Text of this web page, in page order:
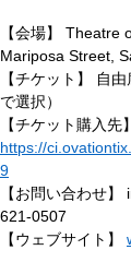
【会場】 Theatre
Mariposa Street,
【チケット】 自
で選択）
【チケット購入先
https://
9
【お問い合わせ】
621-0507
【ウェブサイト】